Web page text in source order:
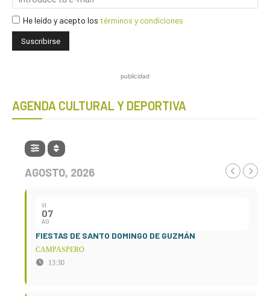
He leído y acepto los términos y condiciones
publicidad
AGENDA CULTURAL Y DEPORTIVA
AGOSTO, 2026
VI
07
AG
FIESTAS DE SANTO DOMINGO DE GUZMÁN
CAMPASPERO
13:30